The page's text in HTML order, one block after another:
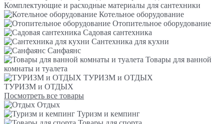
Комплектующие и расходные материалы для сантехники
Котельное оборудование
Отопительное оборудование
Садовая сантехника
Сантехника для кухни
Санфаянс
Товары для ванной
комнаты и туалета
ТУРИЗМ и ОТДЫХ
ТУРИЗМ и ОТДЫХ
Посмотреть все товары
Отдых
Туризм и кемпинг